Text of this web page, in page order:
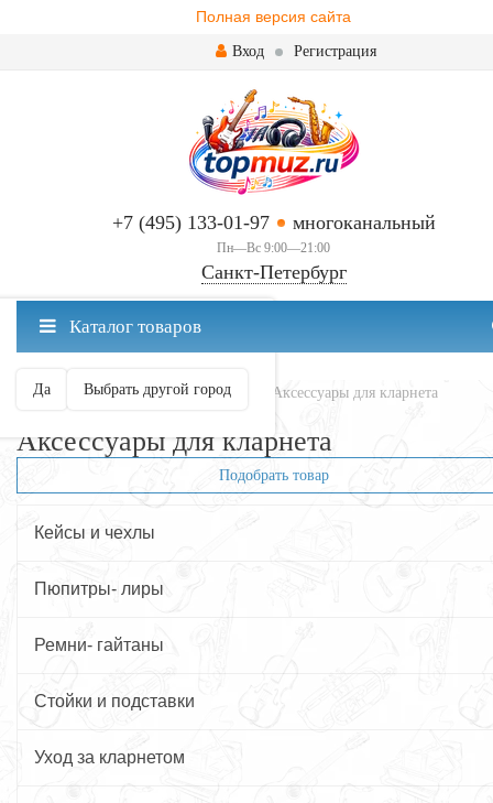
Полная версия сайта
Вход Регистрация
+7 (495) 133-01-97 многоканальный
Пн—Вс 9:00—21:00
Санкт-Петербург
Санкт-Петербург ваш город?
Да Выбрать другой город
Каталог товаров
Главная Духовые Кларнеты Аксессуары для кларнета
Аксессуары для кларнета
Подобрать товар
Кейсы и чехлы
Пюпитры- лиры
Ремни- гайтаны
Стойки и подставки
Уход за кларнетом